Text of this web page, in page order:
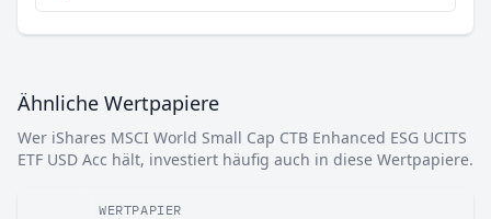
Ähnliche Wertpapiere
Wer iShares MSCI World Small Cap CTB Enhanced ESG UCITS
ETF USD Acc hält, investiert häufig auch in diese Wertpapiere.
WERTPAPIER